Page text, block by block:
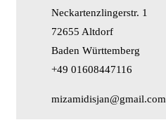
Neckartenzlingerstr. 1
72655 Altdorf
Baden Württemberg
+49 01608447116
mizamidisjan@gmail.com